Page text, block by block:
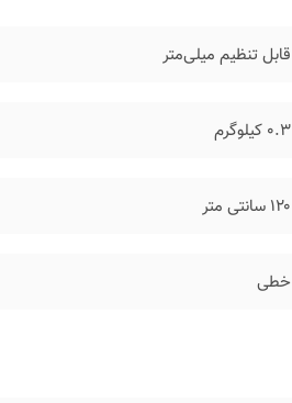
قابل تنظیم میلی‌متر
۰.۳ کیلوگرم
۱۲۰ سانتی متر
خطی